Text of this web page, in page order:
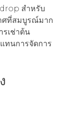
สำหรับ
ศที่สมบูรณ์มาก
รเช่าต้น
ทนการจัดการ